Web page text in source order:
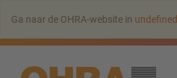
hoofdinhoud
springen
Ga naar de OHRA-website in undefined